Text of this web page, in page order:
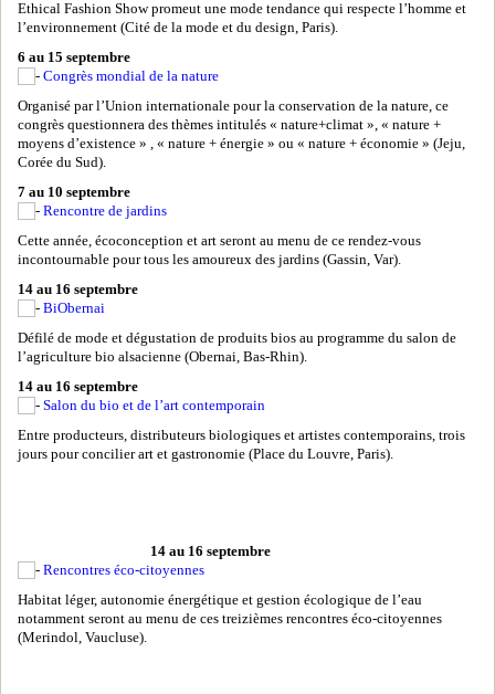
Ethical Fashion Show promeut une mode tendance qui respecte l’homme et
l’environnement (Cité de la mode et du design, Paris).
6 au 15 septembre
Congrès mondial de la nature
Organisé par l’Union internationale pour la conservation de la nature, ce
congrès questionnera des thèmes intitulés « nature+climat », « nature +
moyens d’existence » , « nature + énergie » ou « nature + économie » (Jeju,
Corée du Sud).
7 au 10 septembre
Rencontre de jardins
Cette année, écoconception et art seront au menu de ce rendez-vous
incontournable pour tous les amoureux des jardins (Gassin, Var).
14 au 16 septembre
BiObernai
Défilé de mode et dégustation de produits bios au programme du salon de
l’agriculture bio alsacienne (Obernai, Bas-Rhin).
14 au 16 septembre
Salon du bio et de l’art contemporain
Entre producteurs, distributeurs biologiques et artistes contemporains, trois
jours pour concilier art et gastronomie (Place du Louvre, Paris).
14 au 16 septembre
Rencontres éco-citoyennes
Habitat léger, autonomie énergétique et gestion écologique de l’eau
notamment seront au menu de ces treizièmes rencontres éco-citoyennes
(Merindol, Vaucluse).